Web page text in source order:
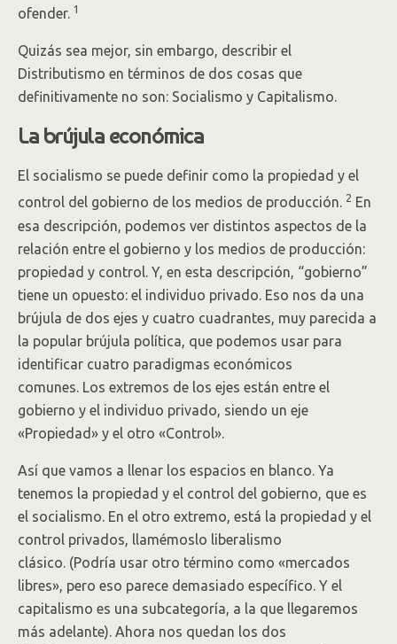
ofender. 1
Quizás sea mejor, sin embargo, describir el
Distributismo en términos de dos cosas que
definitivamente no son: Socialismo y Capitalismo.
La brújula económica
El socialismo se puede definir como la propiedad y el
control del gobierno de los medios de producción. 2 En
esa descripción, podemos ver distintos aspectos de la
relación entre el gobierno y los medios de producción:
propiedad y control. Y, en esta descripción, “gobierno”
tiene un opuesto: el individuo privado. Eso nos da una
brújula de dos ejes y cuatro cuadrantes, muy parecida a
la popular brújula política, que podemos usar para
identificar cuatro paradigmas económicos
comunes. Los extremos de los ejes están entre el
gobierno y el individuo privado, siendo un eje
«Propiedad» y el otro «Control».
Así que vamos a llenar los espacios en blanco. Ya
tenemos la propiedad y el control del gobierno, que es
el socialismo. En el otro extremo, está la propiedad y el
control privados, llamémoslo liberalismo
clásico. (Podría usar otro término como «mercados
libres», pero eso parece demasiado específico. Y el
capitalismo es una subcategoría, a la que llegaremos
más adelante). Ahora nos quedan los dos